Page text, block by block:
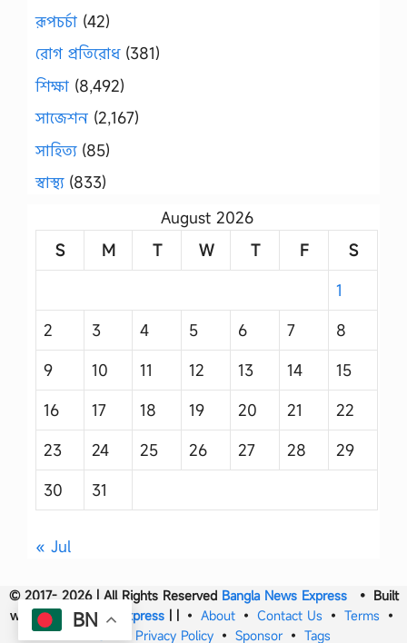
রূপচর্চা (42)
রোগ প্রতিরোধ(381)
শিক্ষা (8,492)
সাজেশন (2,167)
সাহিত্য(85)
স্বাস্থ্য(833)
August 2026
S
M T W T F
S
1
2
3 4 5 6 7
8
9
10 11 12 13 14
15
16
17 18 19 20 21
22
23
24 25 26 27 28
29
30
31
« Jul
© 2017- 2026 | All Rights Reserved Bangla News Express• Built
withBangla News Express | | • About • Contact Us • Terms •
Privacy Policy • Sponsor • Tags
BN